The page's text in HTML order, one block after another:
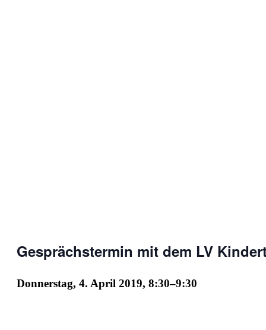
Gesprächstermin mit dem LV
Donnerstag, 4. April 2019, 8:30–9:30